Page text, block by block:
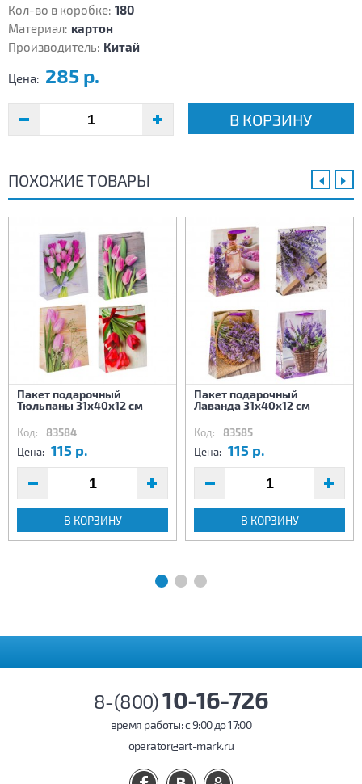
Кол-во в коробке: 180
Материал: картон
Производитель: Китай
Цена: 285 р.
В КОРЗИНУ
ПОХОЖИЕ ТОВАРЫ
Пакет подарочный
Тюльпаны 31х40х12 см
Код: 83584
Цена: 115 р.
В КОРЗИНУ
Пакет подарочный
Лаванда 31х40х12 см
Код: 83585
Цена: 115 р.
В КОРЗИНУ
8-(800)10-16-726
время работы: c 9:00 до 17:00
operator@art-mark.ru